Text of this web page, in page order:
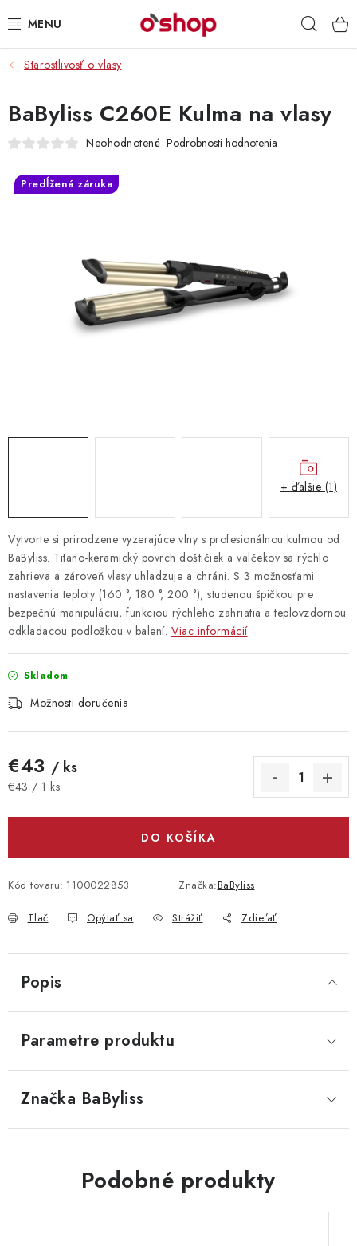
na
OSOBNÁ STAROSTLIVOSŤ
POTRAVINY
HRAČKY 🧸
DROGÉRIA
Doprava a platby
Obchodné podmienky
Starostlivosť o vlasy
Vytvorte si prirodzene vyzerajúce vlny s profesionálnou kulmou od
BaByliss. Titano-keramický povrch doštičiek a valčekov sa rýchlo
zahrieva a zároveň vlasy uhladzuje a chráni. S 3 možnosťami
nastavenia teploty (160 °, 180 °, 200 °), studenou špičkou pre
bezpečnú manipuláciu, funkciou rýchleho zahriatia a teplovzdornou
odkladacou podložkou v balení. Viac informácií
Skladom
Možnosti doručenia
€43 / ks
Jednotková cena:
€43 / 1 ks
DO KOŠÍKA
Kód tovaru: 1100022853 Značka:BaByliss
Tlač Opýtať sa Strážiť Zdieľať
BaByliss C260E Kulma na vlasy
Neohodnotené Podrobnosti hodnotenia
Predĺžená záruka
+ ďalšie (1)
Popis
Parametre produktu
Značka BaByliss
Podobné produkty